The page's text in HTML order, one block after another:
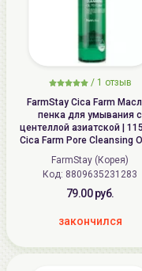
/ 1 отзыв
FarmStay Cica Farm
пенка для умывания с
центеллой азиатской |
Cica Farm Pore Cleansing
Foam
FarmStay (Корея)
Код: 8809635231283
79.00 руб.
закончился